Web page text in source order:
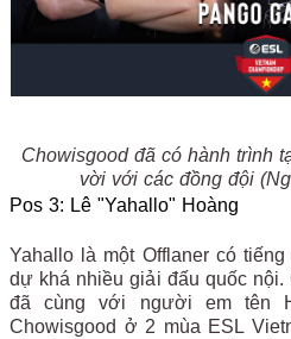
Chowisgood đã có hành trình
vời với các đồng đội
Pos 3: Lê "Yahallo" Hoàng
Yahallo là một Offlaner có
dự khá nhiều giải đấu quốc nội.
đã cùng với người em tên
Chowisgood ở 2 mùa ESL